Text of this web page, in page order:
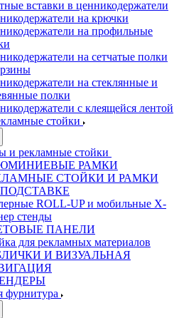
вставки в ценникодержатели
на крючки
на профильные
на сетчатые полки
на стеклянные и
полки
с клеящейся лентой
стойки
и рекламные стойки
РАМКИ
СТОЙКИ И РАМКИ
ROLL-UP и мобильные X-
стенды
ПАНЕЛИ
для рекламных материалов
И ВИЗУАЛЬНАЯ
фурнитура